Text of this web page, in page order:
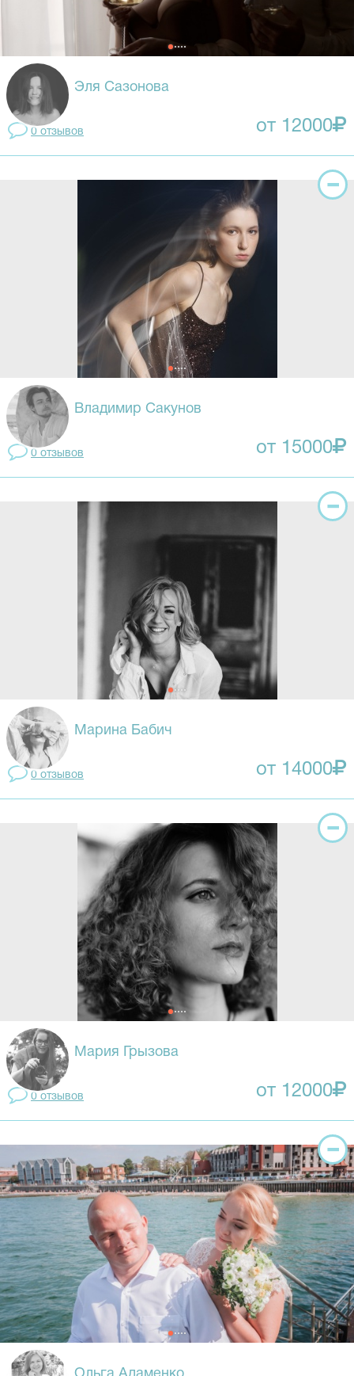
Эля Сазонова
0 отзывов от 12000
Владимир Сакунов
0 отзывов от 15000
Марина Бабич
0 отзывов от 14000
Мария Грызова
0 отзывов от 12000